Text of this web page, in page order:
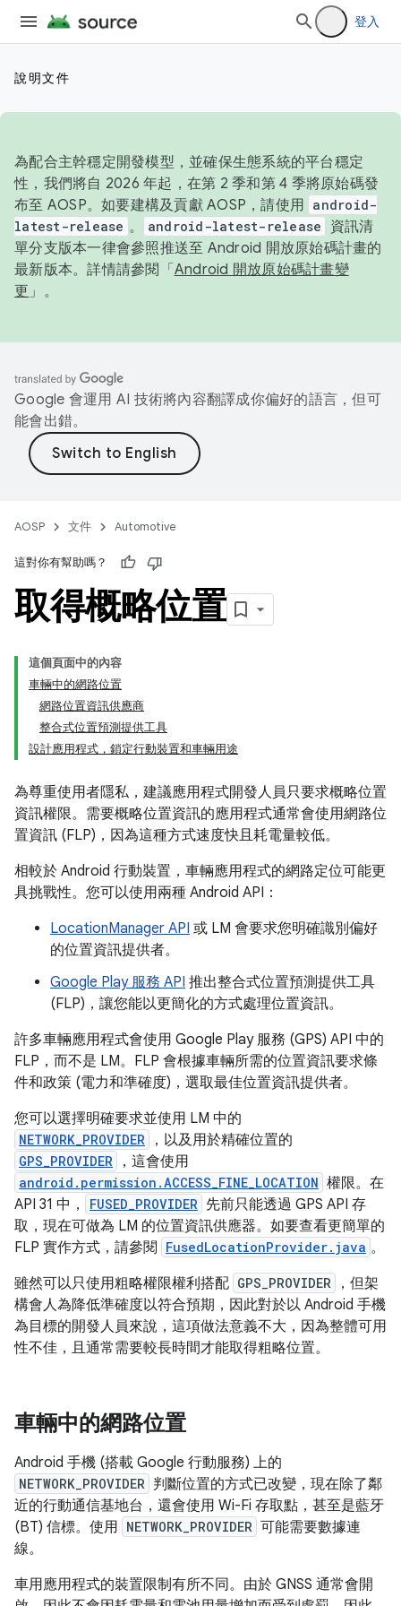
登入
說明文件
為配合主幹穩定開發模型，並確保生態系統的平台穩定
性，我們將自 2026 年起，在第 2 季和第 4 季將原始碼發
布至 AOSP。如要建構及貢獻 AOSP，請使用 android-
latest-release 。 android-latest-release
資訊清
單分支版本一律會參照推送至 Android 開放原始碼計畫的
最新版本。詳情請參閱「 Android 開放原始碼計畫變
更 」。
Google 會運用 AI 技術將內容翻譯成你偏好的語言，但可
能會出錯。
AOSP 文件 Automotive
這對你有幫助嗎？
取得概略位置
這個頁面中的內容
車輛中的網路位置
網路位置資訊供應商
整合式位置預測提供工具
設計應用程式，鎖定行動裝置和車輛用途
為尊重使用者隱私，建議應用程式開發人員只要求概略位置
資訊權限。需要概略位置資訊的應用程式通常會使用網路位
置資訊 (FLP)，因為這種方式速度快且耗電量較低。
相較於 Android 行動裝置，車輛應用程式的網路定位可能更
具挑戰性。您可以使用兩種 Android API：
LocationManager API 或 LM 會要求您明確識別偏好
的位置資訊提供者。
Google Play 服務 API 推出整合式位置預測提供工具
(FLP)，讓您能以更簡化的方式處理位置資訊。
許多車輛應用程式會使用 Google Play 服務 (GPS) API 中的
FLP，而不是 LM。FLP 會根據車輛所需的位置資訊要求條
件和政策 (電力和準確度)，選取最佳位置資訊提供者。
您可以選擇明確要求並使用 LM 中的
NETWORK_PROVIDER ，以及用於精確位置的
GPS_PROVIDER ，這會使用
android.permission.ACCESS_FINE_LOCATION 權限。在
API 31 中，
FUSED_PROVIDER 先前只能透過 GPS API 存
取，現在可做為 LM 的位置資訊供應器。如要查看更簡單的
FLP 實作方式，請參閱
FusedLocationProvider.java 。
雖然可以只使用粗略權限權利搭配 GPS_PROVIDER
，但架
構會人為降低準確度以符合預期，因此對於以 Android 手機
為目標的開發人員來說，這項做法意義不大，因為整體可用
性不佳，且通常需要較長時間才能取得粗略位置。
車輛中的網路位置
Android 手機 (搭載 Google 行動服務) 上的
NETWORK_PROVIDER 判斷位置的方式已改變，現在除了鄰
近的行動通信基地台，還會使用 Wi-Fi 存取點，甚至是藍牙
(BT) 信標。使用 NETWORK_PROVIDER 可能需要數據連
線。
車用應用程式的裝置限制有所不同。由於 GNSS 通常會開